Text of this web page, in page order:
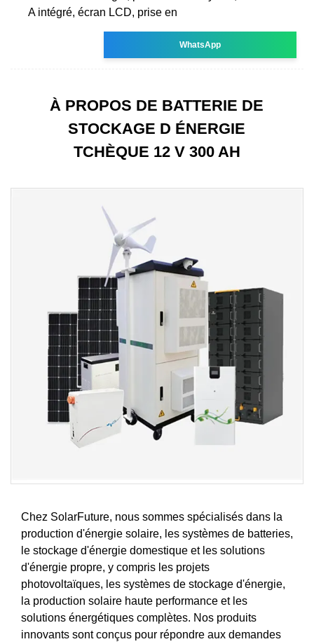
A intégré, écran LCD, prise en
WhatsApp
À PROPOS DE BATTERIE DE
STOCKAGE D ÉNERGIE
TCHÈQUE 12 V 300 AH
Chez SolarFuture, nous sommes spécialisés dans la
production d'énergie solaire, les systèmes de batteries,
le stockage d'énergie domestique et les solutions
d'énergie propre, y compris les projets
photovoltaïques, les systèmes de stockage d'énergie,
la production solaire haute performance et les
solutions énergétiques complètes. Nos produits
innovants sont conçus pour répondre aux demandes